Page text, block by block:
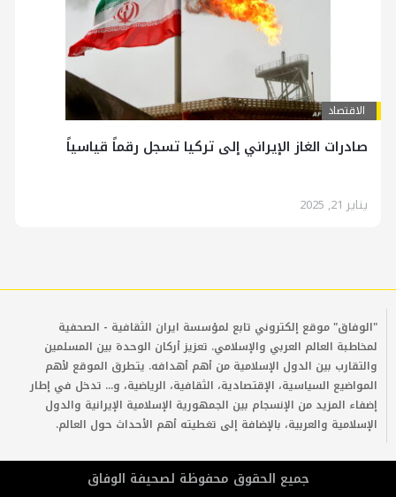
الاقتصاد
صادرات الغاز الإيراني إلى تركيا تسجل رقماً قياسياً
يناير 21, 2025
"الوفاق" موقع إلكتروني تابع لمؤسسة ايران الثقافية - الصحفية
لمخاطبة العالم العربي والإسلامي. تعزيز أركان الوحدة بين المسلمين
والتقارب بين الدول الإسلامية من أهم أهدافه. يتطرق الموقع لأهم
المواضيع السياسية، الإقتصادية، الثقافية، الرياضية، و... تدخل في إطار
إضفاء المزيد من الإنسجام بين الجمهورية الإسلامية الإيرانية والدول
الإسلامية والعربية، بالإضافة إلى تغطيته أهم الأحداث حول العالم.
جمیع الحقوق محفوظة لصحیفة الوفاق